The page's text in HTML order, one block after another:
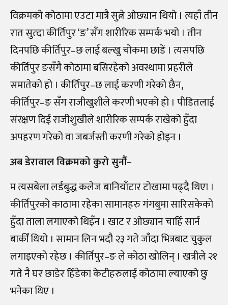
विक्रमको कोठामा एउटा मात्रै सुत्ने ओछ्यान थियो । त्यहाँ तीन
रात सुत्दा कीर्तिपुर ‘ङ’ सँग शारीरिक सम्पर्क भयो । तीन
दिनपछि कीर्तिपुर–छ लाई बल्खु चोकमा छाडें । त्यसपछि
कीर्तिपुर ङसँगै कोठामा बसिरहेको अवस्थामा प्रहरीले
समातेको हो । कीर्तिपुर–छ लाई करणी गरेको छैन,
कीर्तिपुर–ङ सँग राजीखुशीले करणी भएको हो । पीडितलाई
संरक्षण दिई राजीशुखीले शारीरिक सम्पर्क राखेको हुँदा
अपहरण गरेको वा जबर्जस्ती करणी गरेको होइन ।
अब डेरावाल विक्रमको कुरो सुनौं–
म त्यसबेला लर्डबुद्ध कलेज बानियाँटार टोखामा पढ्दै थिएा ।
कीर्तिपुरको काठामा रहेका सामानहरु गंगबुमा सारिसकेको
हुँदा ताला लगाएको थिइँन । खाट र ओछ्यान चाहिँ सार्न
बाकीँ थियो । सामान लिन भदौ २३ गते जाँदा भित्रबाट चुकुल
लगाइएको रहेछ । कीर्तिपुर–ङ ले कोठा खोलिन् । खत्रीले २१
गते नै घर छाडेर हिँडेका केटीहरुलाई कोठामा ल्याएको छु
भनेका थिए ।